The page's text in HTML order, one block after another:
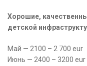
Хорошие,
детской
Май — 2100 – 2 700 eur
Июнь — 2400 – 3200 eur